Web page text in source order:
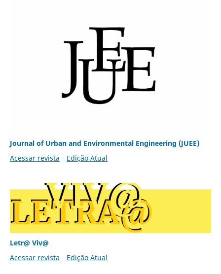
Journal of Urban and Environmental Engineering (JUEE)
Acessar revista
Edição Atual
Letr@ Viv@
Acessar revista
Edição Atual